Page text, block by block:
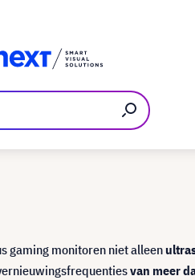
gaming monitoren niet alleen
van meer